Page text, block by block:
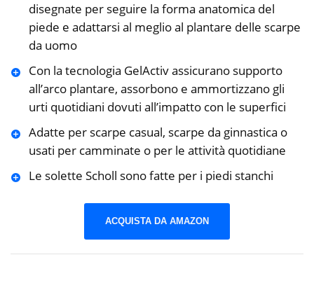
disegnate per seguire la forma anatomica del
piede e adattarsi al meglio al plantare delle scarpe
da uomo
Con la tecnologia GelActiv assicurano supporto
all’arco plantare, assorbono e ammortizzano gli
urti quotidiani dovuti all’impatto con le superfici
Adatte per scarpe casual, scarpe da ginnastica o
usati per camminate o per le attività quotidiane
Le solette Scholl sono fatte per i piedi stanchi
ACQUISTA DA AMAZON